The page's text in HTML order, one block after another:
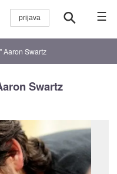
☰
Aaron Swartz
Swartz